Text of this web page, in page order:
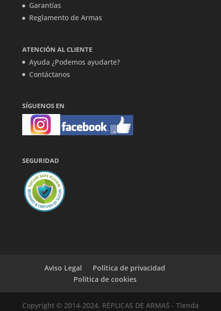
Garantías
Reglamento de Armas
ATENCIÓN AL CLIENTE
Ayuda ¿Podemos ayudarte?
Contáctanos
SÍGUENOS EN
SEGURIDAD
Aviso Legal
Política de privacidad
Política de cookies
Copyright © 2014-2024, RÉPLICAS DE ARMAS - Tienda